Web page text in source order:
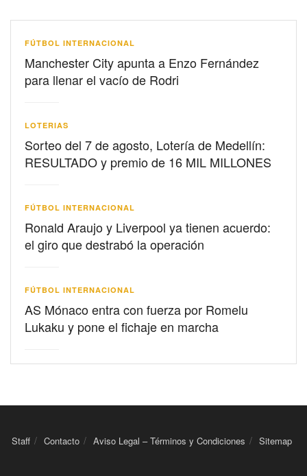
FÚTBOL INTERNACIONAL
Manchester City apunta a Enzo Fernández
para llenar el vacío de Rodri
LOTERIAS
Sorteo del 7 de agosto, Lotería de Medellín:
RESULTADO y premio de 16 MIL MILLONES
FÚTBOL INTERNACIONAL
Ronald Araujo y Liverpool ya tienen acuerdo:
el giro que destrabó la operación
FÚTBOL INTERNACIONAL
AS Mónaco entra con fuerza por Romelu
Lukaku y pone el fichaje en marcha
Staff Contacto Aviso Legal – Términos y Condiciones Sitemap